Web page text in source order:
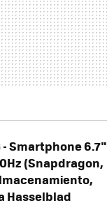
- Smartphone 6.7"
(Snapdragon,
Hasselblad